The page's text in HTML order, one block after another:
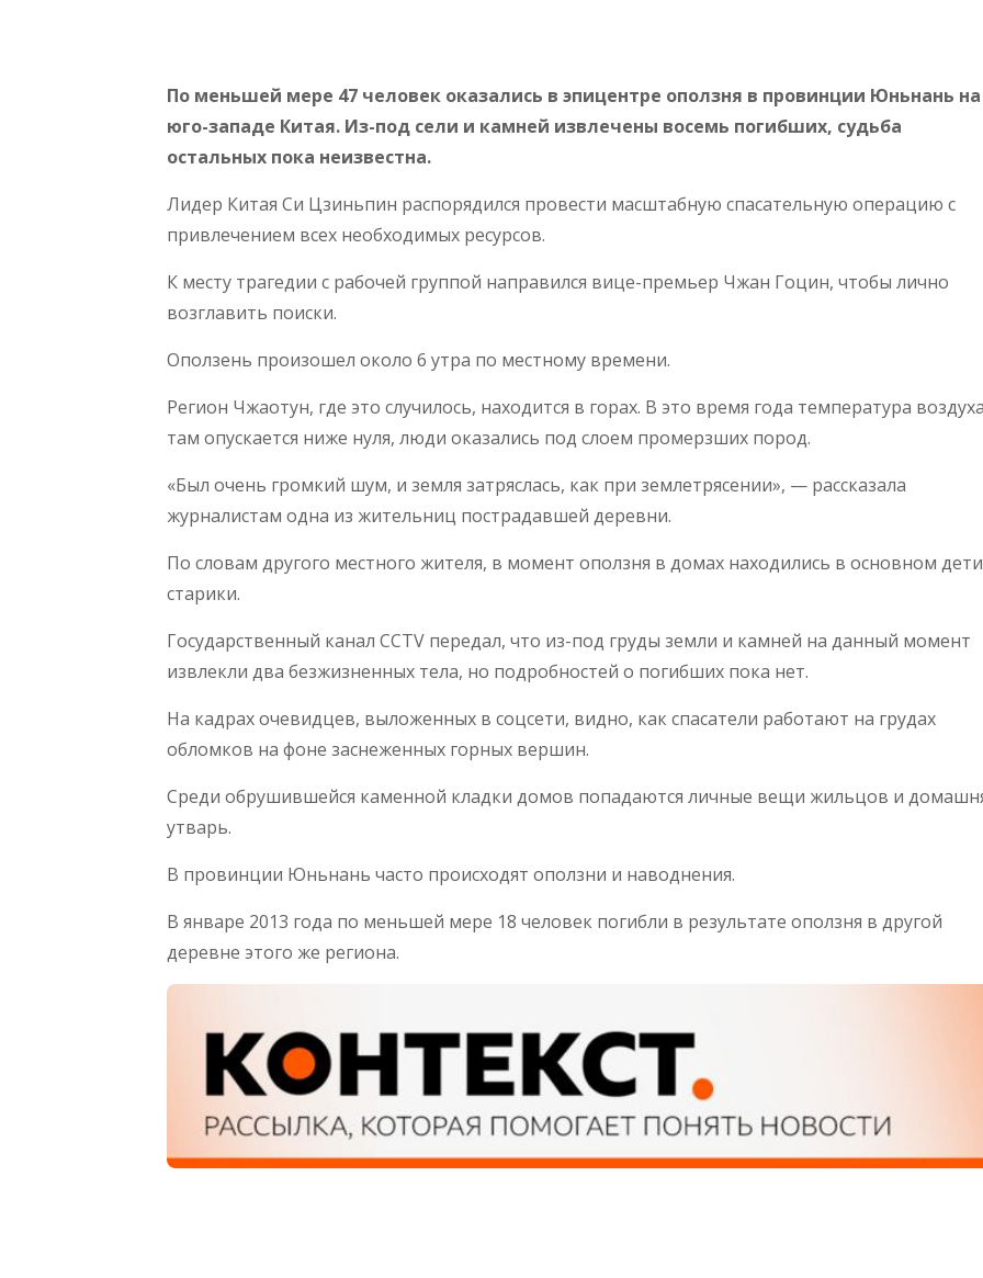
По меньшей мере 47 человек оказались в эпицентре оползня в провинции Юньнань на
юго-западе Китая. Из-под сели и камней извлечены восемь погибших, судьба
остальных пока неизвестна.
Лидер Китая Си Цзиньпин распорядился провести масштабную спасательную операцию с
привлечением всех необходимых ресурсов.
К месту трагедии с рабочей группой направился вице-премьер Чжан Гоцин, чтобы лично
возглавить поиски.
Оползень произошел около 6 утра по местному времени.
Регион Чжаотун, где это случилось, находится в горах. В это время года температура
там опускается ниже нуля, люди оказались под слоем промерзших пород.
«Был очень громкий шум, и земля затряслась, как при землетрясении», — рассказала
журналистам одна из жительниц пострадавшей деревни.
По словам другого местного жителя, в момент оползня в домах находились в основном
старики.
Государственный канал CCTV передал, что из-под груды земли и камней на данный момент
извлекли два безжизненных тела, но подробностей о погибших пока нет.
На кадрах очевидцев, выложенных в соцсети, видно, как спасатели работают на грудах
обломков на фоне заснеженных горных вершин.
Среди обрушившейся каменной кладки домов попадаются личные вещи жильцов и
утварь.
В провинции Юньнань часто происходят оползни и наводнения.
В январе 2013 года по меньшей мере 18 человек погибли в результате оползня в другой
деревне этого же региона.